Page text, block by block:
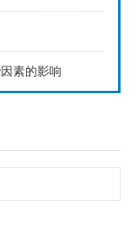
素的影响